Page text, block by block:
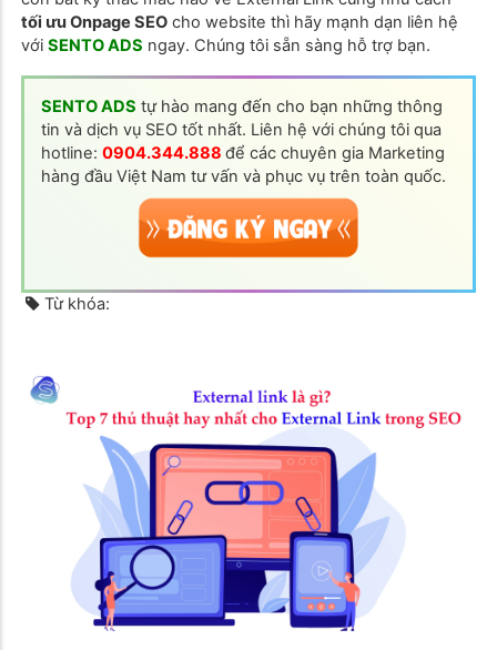
tối ưu Onpage SEOcho website thì hãy mạnh dạn liên hệ
với SENTO ADS ngay. Chúng tôi sẵn sàng hỗ trợ bạn.
SENTO ADS tự hào mang đến cho bạn những thông
tin và dịch vụ SEO tốt nhất. Liên hệ với chúng tôi qua
hotline: 0904.344.888 để các chuyên gia Marketing
hàng đầu Việt Nam tư vấn và phục vụ trên toàn quốc.
Từ khóa: